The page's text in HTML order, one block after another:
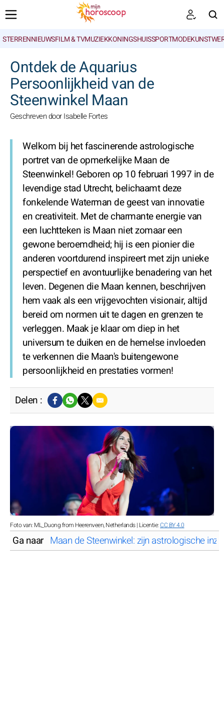
STERRENNIEUWSFILM & TVMUZIEKKONINGSHUISSPORTMODE
Ontdek de Aquarius
Persoonlijkheid van de
Steenwinkel Maan
Geschreven door Isabelle Fortes
Welkom bij het fascinerende astrologische
portret van de opmerkelijke Maan de
Steenwinkel! Geboren op 10 februari 1997 in de
levendige stad Utrecht, belichaamt deze
fonkelende Waterman de geest van innovatie
en creativiteit. Met de charmante energie van
een luchtteken is Maan niet zomaar een
gewone beroemdheid; hij is een pionier die
anderen voortdurend inspireert met zijn unieke
perspectief en avontuurlijke benadering van het
leven. Degenen die Maan kennen, beschrijven
hem vaak als een vrijgevochten visionair, altijd
bereid om normen uit te dagen en grenzen te
verleggen. Maak je klaar om diep in het
universum te duiken en de hemelse invloeden
te verkennen die Maan's buitengewone
persoonlijkheid en prestaties vormen!
Delen :
Foto van: ML_Duong from Heerenveen, Netherlands | Licentie:CC BY 4.0
Ga naar Maan de Steenwinkel: zijn astrologische